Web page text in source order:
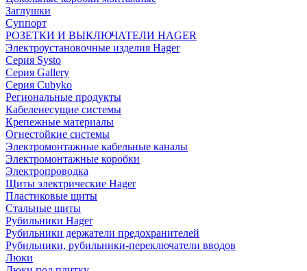
Заглушки
Суппорт
РОЗЕТКИ И ВЫКЛЮЧАТЕЛИ HAGER
Электроустановочные изделия Hager
Серия Systo
Серия Gallery
Серия Cubyko
Региональные продукты
Кабеленесущие системы
Крепежные материалы
Огнестойкие системы
Электромонтажные кабельные каналы
Электромонтажные коробки
Электропроводка
Щиты электрические Hager
Пластиковые щиты
Стальные щиты
Рубильники Hager
Рубильники держатели предохранителей
Рубильники, рубильники-переключатели вводов
Люки